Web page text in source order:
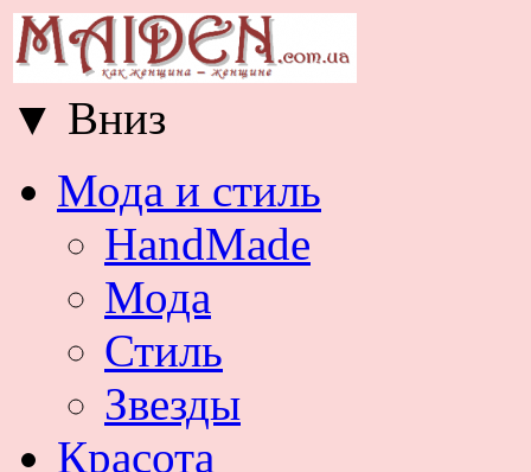
▼ Вниз
Мода и стиль
HandMade
Мода
Стиль
Звезды
Красота